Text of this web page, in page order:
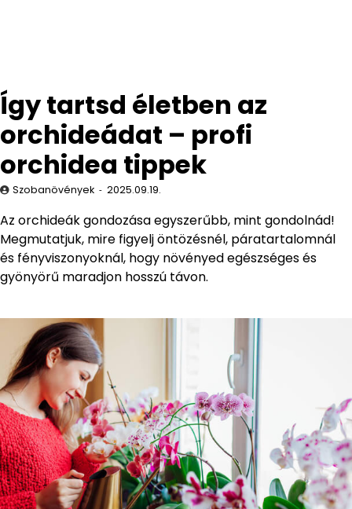
Így tartsd életben az
orchideádat – profi
orchidea tippek
Szobanövények 2025.09.19.
Az orchideák gondozása egyszerűbb, mint gondolnád!
Megmutatjuk, mire figyelj öntözésnél, páratartalomnál
és fényviszonyoknál, hogy növényed egészséges és
gyönyörű maradjon hosszú távon.